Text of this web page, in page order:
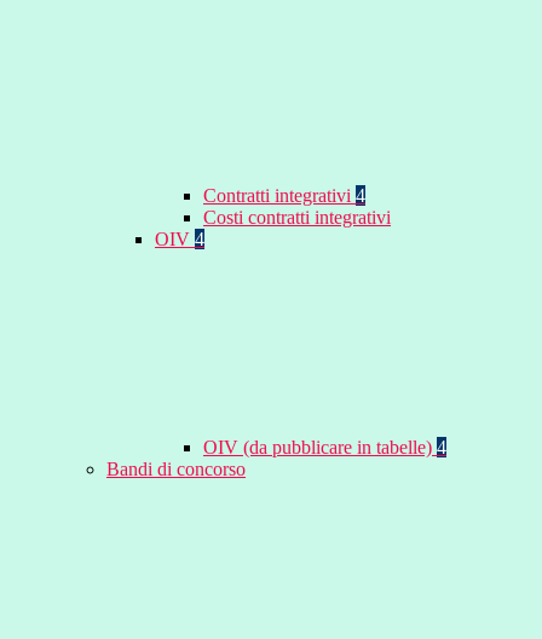
Contratti integrativi 4
Costi contratti integrativi
OIV 4
OIV (da pubblicare in tabelle) 4
Bandi di concorso